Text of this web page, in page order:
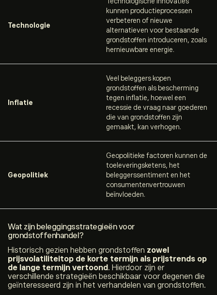
Technologie
kunnen productieprocessen
verbeteren of nieuwe
alternatieven voor bestaande
grondstoffen introduceren, zoals
hernieuwbare energie.
Inflatie
Veel beleggers kopen
grondstoffen als bescherming
tegen inflatie, hoewel een
recessie de vraag naar goederen
die van grondstoffen zijn
gemaakt, kan verhogen.
Geopolitiek
Geopolitieke factoren kunnen de
toeleveringsketens, het
beleggerssentiment en het
consumentenvertrouwen
beïnvloeden.
Wat zijn beleggingsstrategieën voor
grondstoffenhandel?
Historisch gezien hebben grondstoffen zowel
prijsvolatiliteitop de korte termijn als prijstrends op
de lange termijn vertoond. Hierdoor zijn er
verschillende strategieën beschikbaar voor degenen die
geïnteresseerd zijn in het verhandelen van grondstoffen.